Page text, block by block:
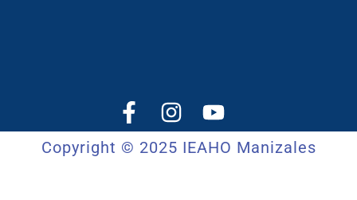
Copyright © 2025 IEAHO Manizales